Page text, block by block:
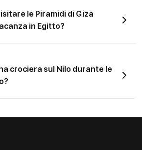
le Piramidi di Giza
in Egitto?
crociera sul Nilo durante le